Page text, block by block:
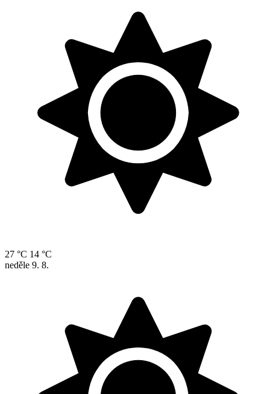
27 °C 14 °C
neděle 9. 8.